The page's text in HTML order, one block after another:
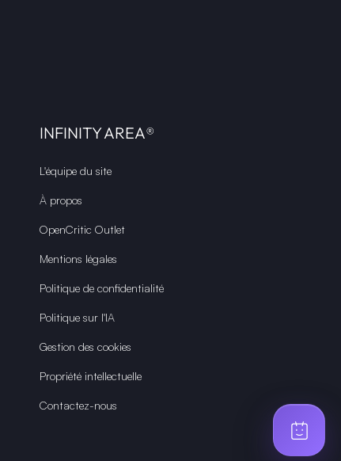
INFINITY AREA®
L'équipe du site
À propos
OpenCritic Outlet
Mentions légales
Politique de confidentialité
Politique sur l'IA
Gestion des cookies
Propriété intellectuelle
Contactez-nous